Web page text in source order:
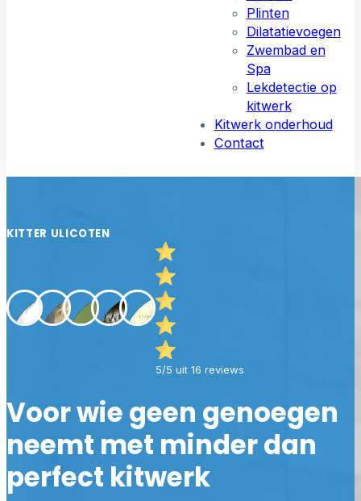
Plinten
Dilatatievoegen
Zwembad en
Spa
Lekdetectie op
kitwerk
Kitwerk onderhoud
Contact
KITTER ULICOTEN
5/5 uit 16 reviews
Voor wie geen genoegen
neemt met minder dan
perfect kitwerk